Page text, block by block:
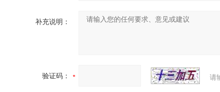
补充说明：
验证码： 请